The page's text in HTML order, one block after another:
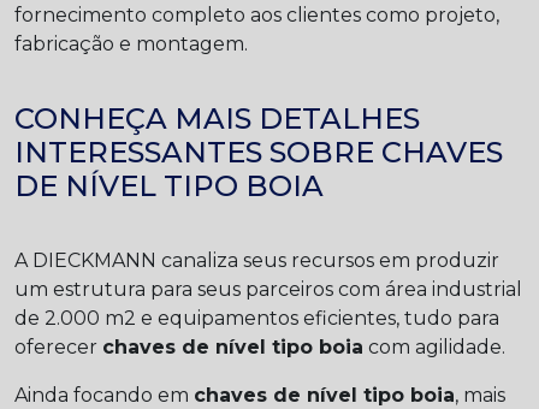
fornecimento completo aos clientes como projeto,
fabricação e montagem.
CONHEÇA MAIS DETALHES
INTERESSANTES SOBRE CHAVES
DE NÍVEL TIPO BOIA
A DIECKMANN canaliza seus recursos em produzir
um estrutura para seus parceiros com área industrial
de 2.000 m2 e equipamentos eficientes, tudo para
oferecer chaves de nível tipo boia com agilidade.
Ainda focando em chaves de nível tipo boia, mais